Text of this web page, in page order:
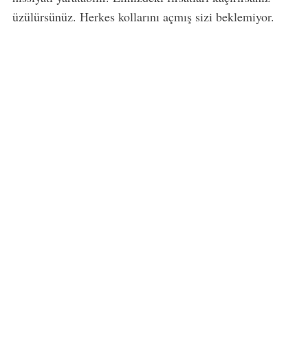
üzülürsünüz. Herkes kollarını açmış sizi beklemiyor.